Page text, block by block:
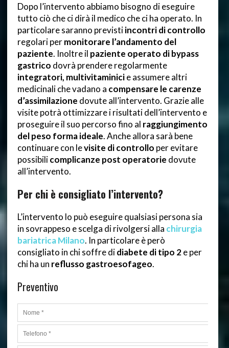
Dopo l’intervento abbiamo bisogno di eseguire
tutto ciò che ci dirà il medico che ci ha operato. In
particolare saranno previstiincontri di controllo
regolari permonitorare l’andamento del
paziente. Inoltre il paziente operato di bypass
gastrico dovrà prendere regolarmente
integratori, multivitaminicie assumere altri
medicinali che vadano a compensare le carenze
d’assimilazione dovute all’intervento. Grazie alle
visite potrà ottimizzare i risultati dell’intervento e
proseguire il suo percorso fino al raggiungimento
del peso forma ideale. Anche allora sarà bene
continuare con levisite di controllo per evitare
possibilicomplicanze post operatorie dovute
all’intervento.
Per chi è consigliato l’intervento?
L’intervento lo può eseguire qualsiasi persona sia
in sovrappeso e scelga di rivolgersi alla chirurgia
bariatrica Milano. In particolare è però
consigliato in chi soffre didiabete di tipo 2e per
chi ha un reflusso gastroesofageo.
Preventivo